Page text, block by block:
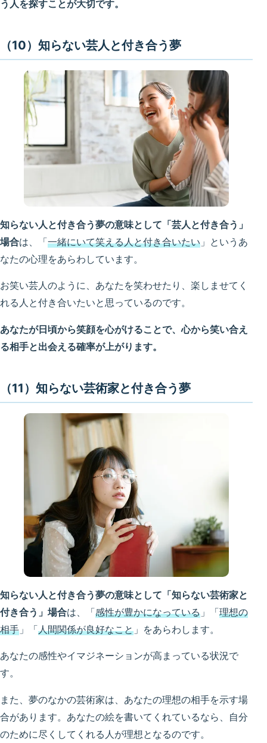
う人を探すことが大切です。
（10）知らない芸人と付き合う夢
知らない人と付き合う夢の意味として「芸人と付き合う」
場合は、「一緒にいて笑える人と付き合いたい 」というあ
なたの心理をあらわしています。
お笑い芸人のように、あなたを笑わせたり、楽しませてく
れる人と付き合いたいと思っているのです。
あなたが日頃から笑顔を心がけることで、心から笑い合え
る相手と出会える確率が上がります。
（11）知らない芸術家と付き合う夢
知らない人と付き合う夢の意味として「知らない芸術家と
付き合う」場合は、「感性が豊かになっている 」「理想の
相手 」「人間関係が良好なこと 」をあらわします。
あなたの感性やイマジネーションが高まっている状況で
す。
また、夢のなかの芸術家は、あなたの理想の相手を示す場
合があります。あなたの絵を書いてくれているなら、自分
のために尽くしてくれる人が理想となるのです。